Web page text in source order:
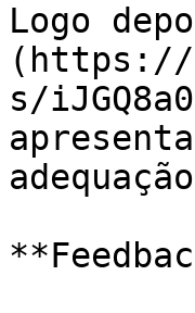
Logo
(https://
s/